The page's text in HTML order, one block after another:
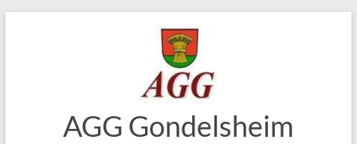
AGG Gondelsheim